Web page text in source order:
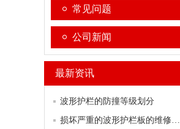
常见问题
公司新闻
最新资讯
波形护栏的防撞等级划分
损坏严重的波形护栏板的维修方案